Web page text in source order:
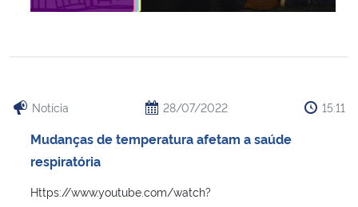
Notícia 28/07/2022 15:11
Mudanças de temperatura afetam a saúde
respiratória
Https://www.youtube.com/watch?